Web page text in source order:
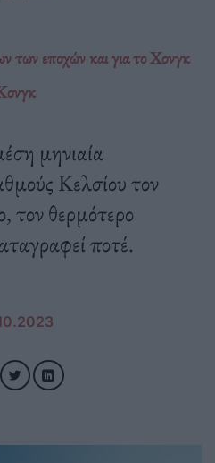
των εποχών και για το Χονγκ
μηνιαία
Κελσίου τον
τον θερμότερο
ποτέ.